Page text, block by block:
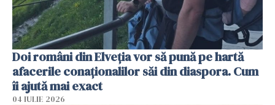
Doi români din Elveția vor să pună pe hartă
afacerile conaționalilor săi din diaspora. Cum
îi ajută mai exact
04 IULIE 2026